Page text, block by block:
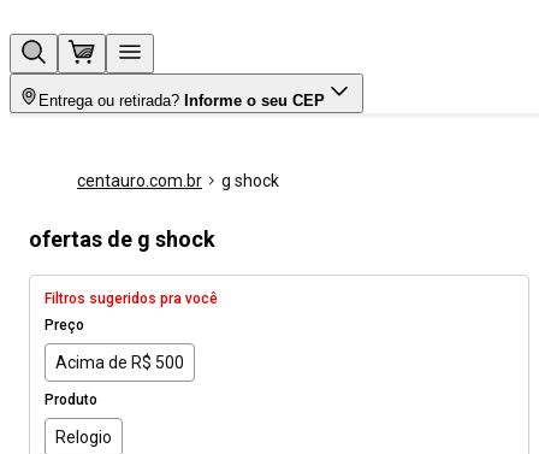
Entrega ou retirada? Informe o seu CEP
centauro.com.br g shock
ofertas de g shock
Filtros sugeridos pra você
Preço
Acima de R$ 500
Produto
Relogio